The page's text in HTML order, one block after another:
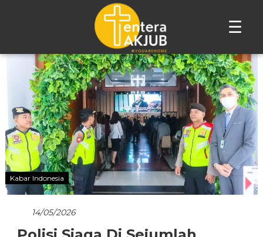
☰
Lompat
konten
Kabar Indonesia
14/05/2026